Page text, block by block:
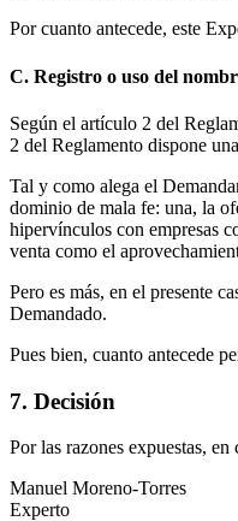
Por cuanto antecede, este
C. Registro o uso del
Según el artículo 2 del
2 del Reglamento dispone
Tal y como alega el
dominio de mala fe: una, la
hipervínculos con empresas
venta como el
Pero es más, en el presente
Demandado.
Pues bien, cuanto antecede
7. Decisión
Por las razones expuestas,
Manuel Moreno-Torres
Experto